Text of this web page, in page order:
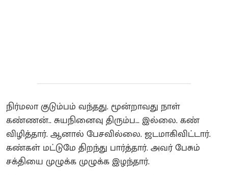
நிர்மலா குடும்பம் வந்தது. மூன்றாவது நாள்
கண்ணன்.. சுயநினைவு திரும்ப… இல்லை. கண்
விழித்தார். ஆனால் பேசவில்லை. ஜடமாகிவிட்டார்.
கண்கள் மட்டுமே திறந்து பார்த்தார். அவர் பேசும்
சக்தியை முழுக்க முழுக்க இழந்தார்.